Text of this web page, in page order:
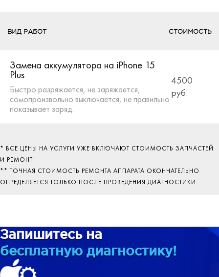
ВИД РАБОТ СТОИМОСТЬ
Замена аккумулятора на iPhone 15
Plus
Быстро разряжается, не заряжается,
сомопроизвольно выключается, не правильно
показывает заряд.
4500
руб.
* ВСЕ ЦЕНЫ НА УСЛУГИ УЖЕ ВКЛЮЧАЮТ СТОИМОСТЬ ЗАПЧАСТЕЙ
И РЕМОНТ
** ТОЧНАЯ СТОИМОСТЬ РЕМОНТА АППАРАТА ОКОНЧАТЕЛЬНО
ОПРЕДЕЛЯЕТСЯ ТОЛЬКО ПОСЛЕ ПРОВЕДЕНИЯ ДИАГНОСТИКИ
Запишитесь на
бесплатную диагностику!